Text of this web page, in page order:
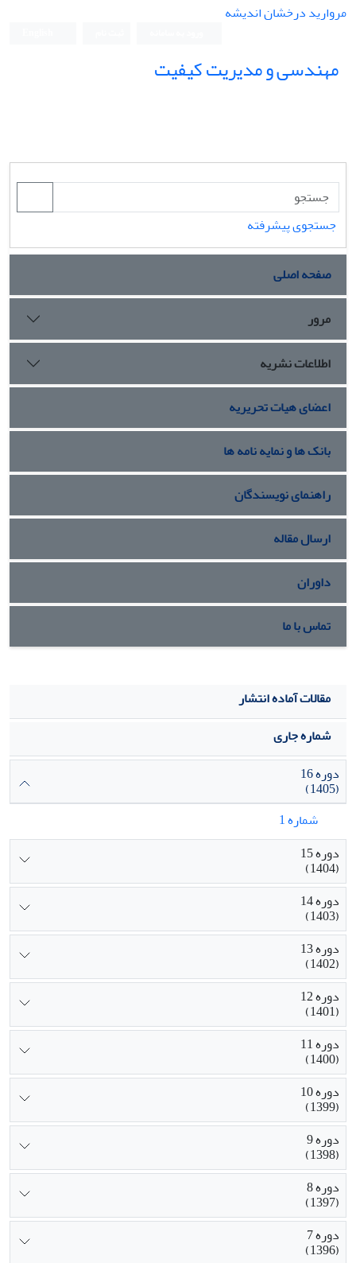
مروارید درخشان اندیشه
مهندسی و مدیریت کیفیت
جستجوی پیشرفته
صفحه اصلی
مرور
اطلاعات نشریه
اعضای هیات تحریریه
بانک ها و نمایه نامه ها
راهنمای نویسندگان
ارسال مقاله
داوران
تماس با ما
مقالات آماده انتشار
شماره جاری
دوره 16
(1405)
شماره 1
دوره 15
(1404)
دوره 14
(1403)
دوره 13
(1402)
دوره 12
(1401)
دوره 11
(1400)
دوره 10
(1399)
دوره 9
(1398)
دوره 8
(1397)
دوره 7
(1396)